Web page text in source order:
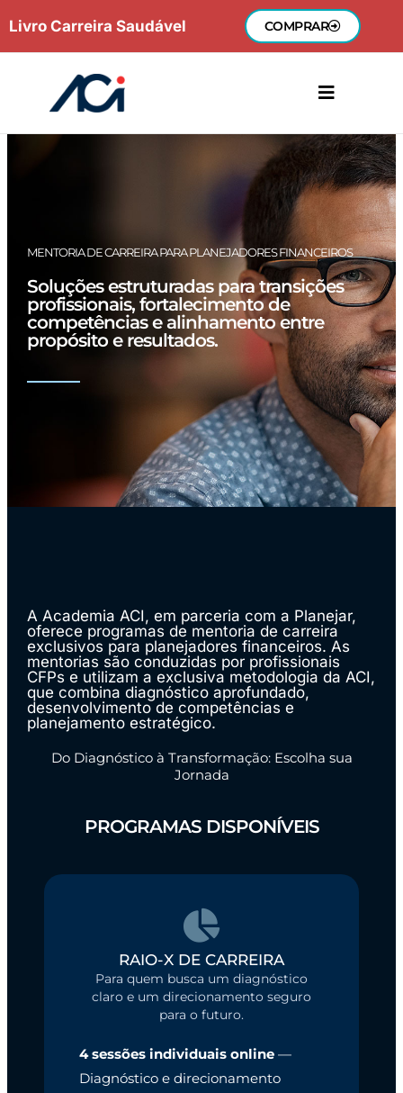
para
Livro Carreira Saudável COMPRAR
MENTORIA DE CARREIRA PARA PLANEJADORES FINANCEIROS
Soluções estruturadas para transições
profissionais, fortalecimento de
competências e alinhamento entre
propósito e resultados.
A Academia ACI, em parceria com a Planejar,
oferece programas de mentoria de carreira
exclusivos para planejadores financeiros. As
mentorias são conduzidas por profissionais
CFPs e utilizam a exclusiva metodologia da ACI,
que combina diagnóstico aprofundado,
desenvolvimento de competências e
planejamento estratégico.
Do Diagnóstico à Transformação: Escolha sua
Jornada
PROGRAMAS DISPONÍVEIS
RAIO-X DE CARREIRA
Para quem busca um diagnóstico
claro e um direcionamento seguro
para o futuro.
4 sessões individuais online—
Diagnóstico e direcionamento